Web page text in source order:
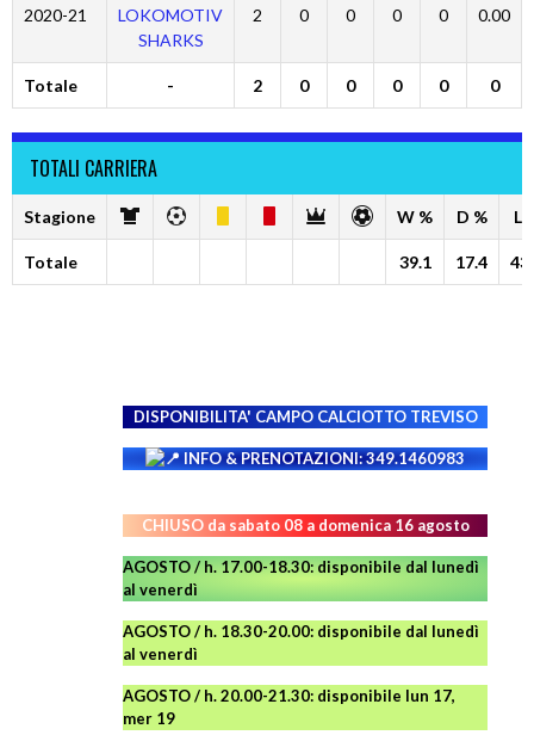
2020-21
LOKOMOTIV
SHARKS
2 0 0 0 0 0.00
Totale - 2 0 0 0 0 0
TOTALI CARRIERA
Stagione W % D % L
Totale 39.1 17.4
DISPONIBILITA' CAMPO CALCIOTTO TREVISO
INFO & PRENOTAZIONI: 349.1460983
CHIUSO da sabato 08 a domenica 16 agosto
AGOSTO / h. 17.00-18.30: disponibile dal lunedì
al venerdì
AGOSTO/ h. 18.30-20.00: disponibile dal lunedì
al venerdì
AGOSTO / h. 20.00-21.30: disponibile lun 17,
mer 19